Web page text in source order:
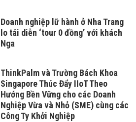
Doanh nghiệp lữ hành ở Nha Trang
lo tái diễn ‘tour 0 đồng’ với khách
Nga
ThinkPalm và Trường Bách Khoa
Singapore Thúc Đẩy IIoT Theo
Hướng Bền Vững cho các Doanh
Nghiệp Vừa và Nhỏ (SME) cùng các
Công Ty Khởi Nghiệp